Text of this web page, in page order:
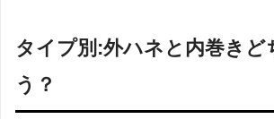
タイプ別:外ハネと内巻きど
う？